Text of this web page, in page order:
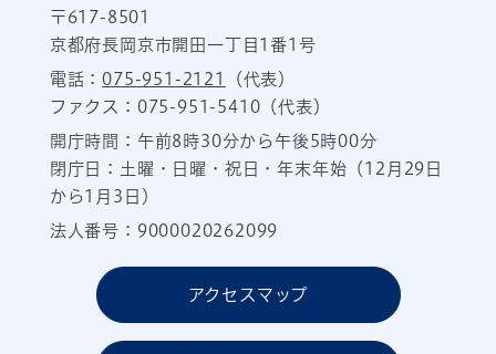
〒617-8501
京都府長岡京市開田一丁目1番1号
電話：075-951-2121
（代表）
ファクス：075-951-5410（代表）
開庁時間：午前8時30分から午後5時00分
閉庁日：土曜・日曜・祝日・年末年始（12月29日
から1月3日）
法人番号：9000020262099
アクセスマップ